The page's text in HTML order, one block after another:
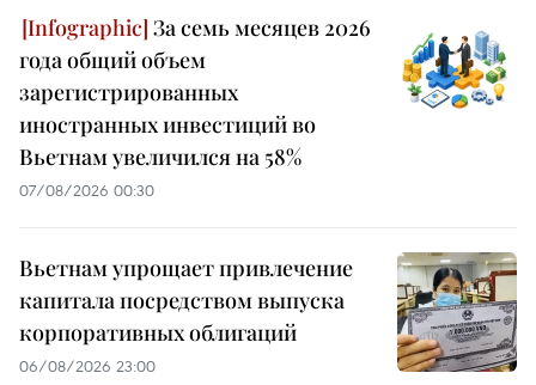
За семь месяцев 2026
года общий объем
зарегистрированных
иностранных инвестиций во
Вьетнам увеличился на 58%
07/08/2026 00:30
Вьетнам упрощает привлечение
капитала посредством выпуска
корпоративных облигаций
06/08/2026 23:00